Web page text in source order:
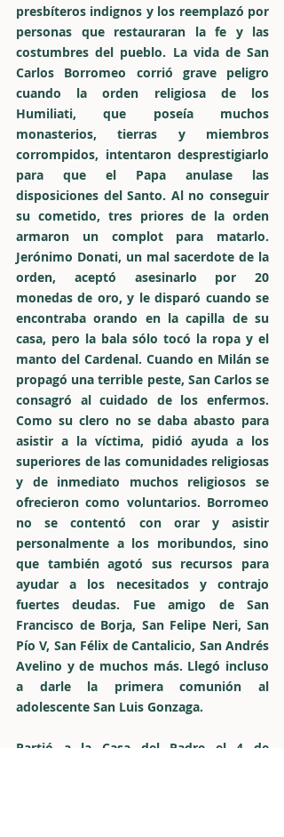
presbíteros indignos y los reemplazó por
personas que restauraran la fe y las
costumbres del pueblo. La vida de San
Carlos Borromeo corrió grave peligro
cuando la orden religiosa de los
Humiliati, que poseía muchos
monasterios, tierras y miembros
corrompidos, intentaron desprestigiarlo
para que el Papa anulase las
disposiciones del Santo. Al no conseguir
su cometido, tres priores de la orden
armaron un complot para matarlo.
Jerónimo Donati, un mal sacerdote de la
orden, aceptó asesinarlo por 20
monedas de oro, y le disparó cuando se
encontraba orando en la capilla de su
casa, pero la bala sólo tocó la ropa y el
manto del Cardenal. Cuando en Milán se
propagó una terrible peste, San Carlos se
consagró al cuidado de los enfermos.
Como su clero no se daba abasto para
asistir a la víctima, pidió ayuda a los
superiores de las comunidades religiosas
y de inmediato muchos religiosos se
ofrecieron como voluntarios. Borromeo
no se contentó con orar y asistir
personalmente a los moribundos, sino
que también agotó sus recursos para
ayudar a los necesitados y contrajo
fuertes deudas. Fue amigo de San
Francisco de Borja, San Felipe Neri, San
Pío V, San Félix de Cantalicio, San Andrés
Avelino y de muchos más. Llegó incluso
a darle la primera comunión al
adolescente San Luis Gonzaga.
Partió a la Casa del Padre el 4 de